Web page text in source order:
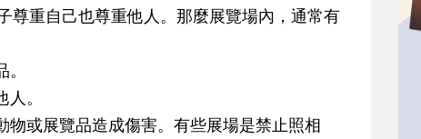
尊重自己也尊重他人。那麼展覽場內，通常有
。
或展覽品造成傷害。有些展場是禁止照相